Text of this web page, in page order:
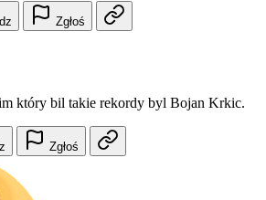
Zgłoś
który bil takie rekordy byl Bojan Krkic.
Zgłoś